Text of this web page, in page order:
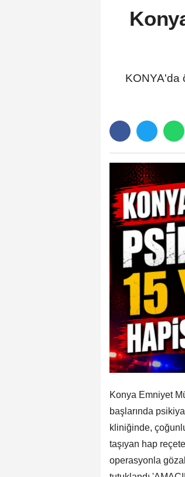
KONYA'da
Konya Emniyet
başlarında
kliniğinde,
taşıyan hap
operasyonla